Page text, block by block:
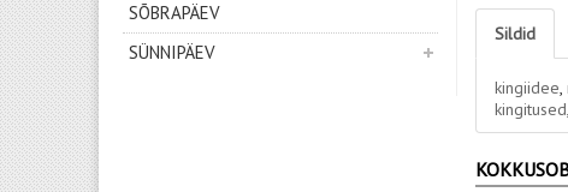
SÕBRAPÄEV
SÜNNIPÄEV
Sildid
kingiidee,
kingitused,